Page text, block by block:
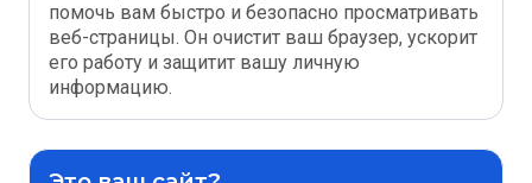
помочь вам быстро и безопасно просматривать
веб-страницы. Он очистит ваш браузер, ускорит
его работу и защитит вашу личную
информацию.